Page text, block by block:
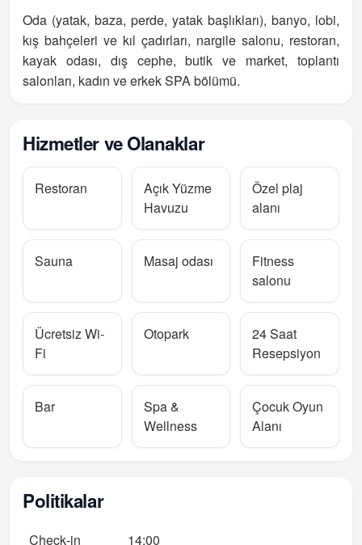
Oda (yatak, baza, perde, yatak başlıkları), banyo, lobi,
kış bahçeleri ve kıl çadırları, nargile salonu, restoran,
kayak odası, dış cephe, butik ve market, toplantı
salonları, kadın ve erkek SPA bölümü.
Hizmetler ve Olanaklar
Restoran
Açık Yüzme
Havuzu
Özel plaj
alanı
Sauna Masaj odası
Fitness
salonu
Ücretsiz Wi-
Fi
Otopark
24 Saat
Resepsiyon
Bar
Spa &
Wellness
Çocuk Oyun
Alanı
Politikalar
Check‑in 14:00